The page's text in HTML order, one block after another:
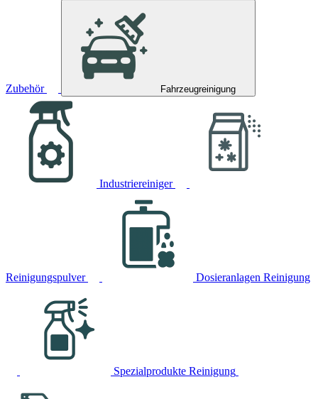
Zubehör Fahrzeugreinigung
Industriereiniger
Reinigungspulver Dosieranlagen Reinigung
Spezialprodukte Reinigung